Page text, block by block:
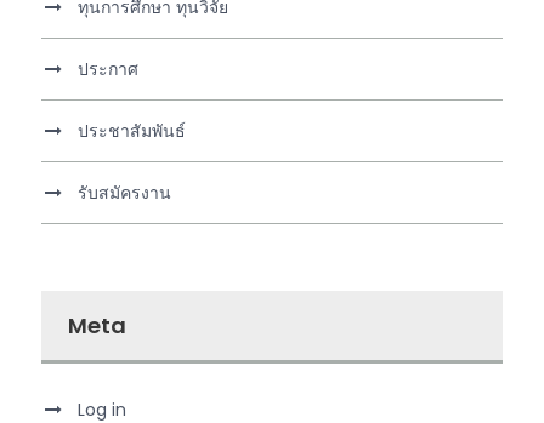
ทุนการศึกษา ทุนวิจัย
ประกาศ
ประชาสัมพันธ์
รับสมัครงาน
Meta
Log in